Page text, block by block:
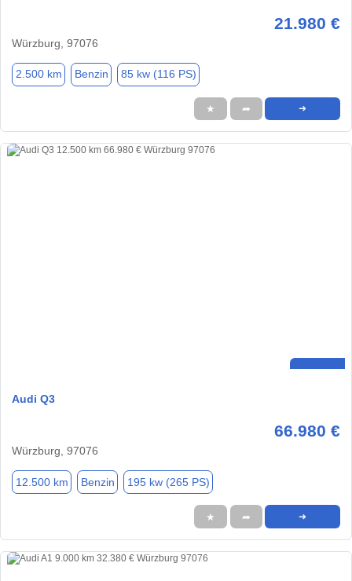
21.980 €
Würzburg, 97076
2.500 km Benzin 85 kw (116 PS)
★ ➦ ➜
Audi Q3
66.980 €
Würzburg, 97076
12.500 km Benzin 195 kw (265 PS)
★ ➦ ➜